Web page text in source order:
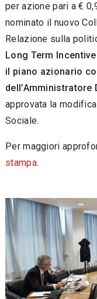
per azione pari a €
nominato il nuovo
Relazione sulla
Long Term
il piano azionario
dell’Amministratore
approvata la
Sociale.
Per maggiori
stampa.